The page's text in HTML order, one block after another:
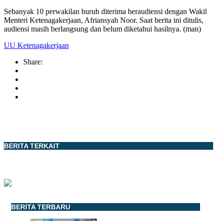
Sebanyak 10 perwakilan buruh diterima beraudiensi dengan Wakil
Menteri Ketenagakerjaan, Afriansyah Noor. Saat berita ini ditulis,
audiensi masih berlangsung dan belum diketahui hasilnya. (man)
UU Ketenagakerjaan
Share:
BERITA TERKAIT
BERITA TERBARU